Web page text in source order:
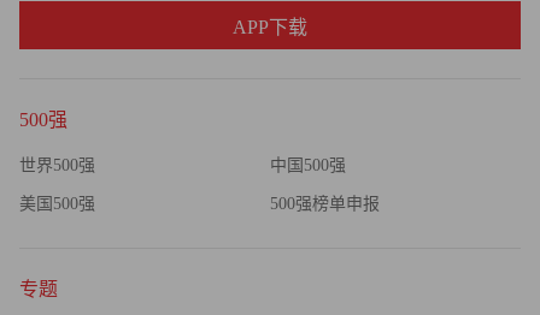
500强
世界500强 中国500强
美国500强 500强榜单申报
专题
APP下载